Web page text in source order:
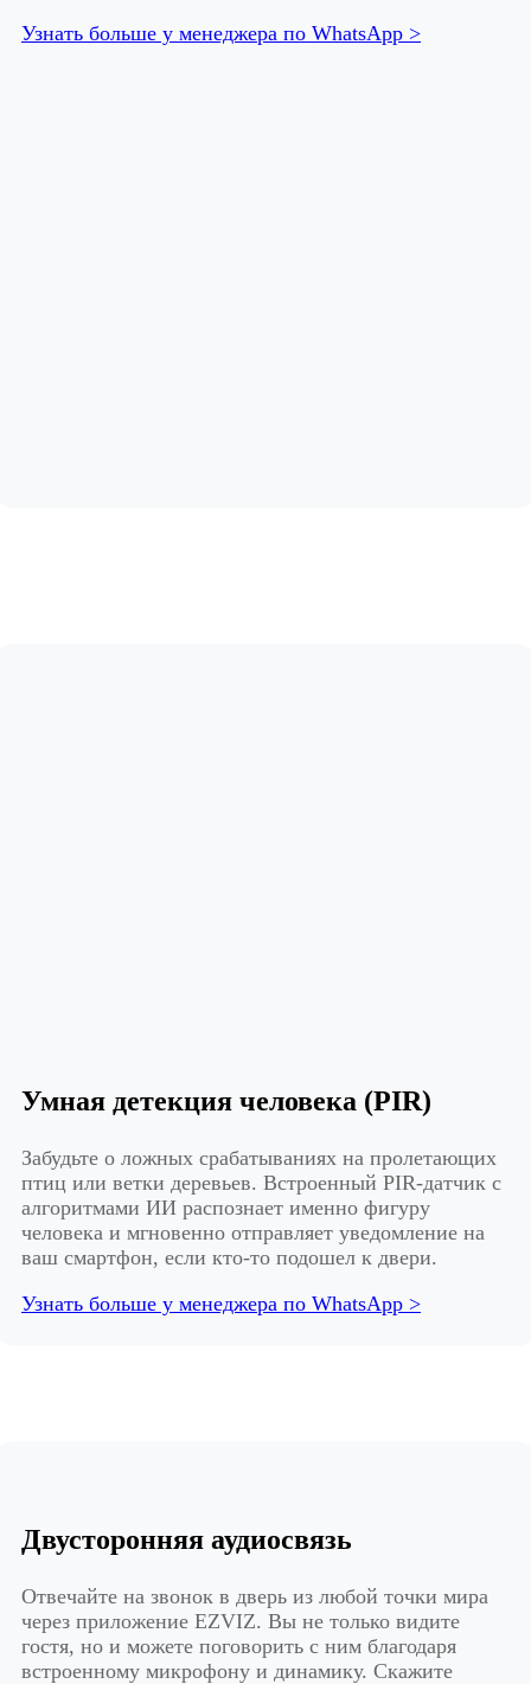
Узнать больше у менеджера по WhatsApp >
Умная детекция человека (PIR)
Забудьте о ложных срабатываниях на пролетающих
птиц или ветки деревьев. Встроенный PIR-датчик с
алгоритмами ИИ распознает именно фигуру
человека и мгновенно отправляет уведомление на
ваш смартфон, если кто-то подошел к двери.
Узнать больше у менеджера по WhatsApp >
Двусторонняя аудиосвязь
Отвечайте на звонок в дверь из любой точки мира
через приложение EZVIZ. Вы не только видите
гостя, но и можете поговорить с ним благодаря
встроенному микрофону и динамику. Скажите